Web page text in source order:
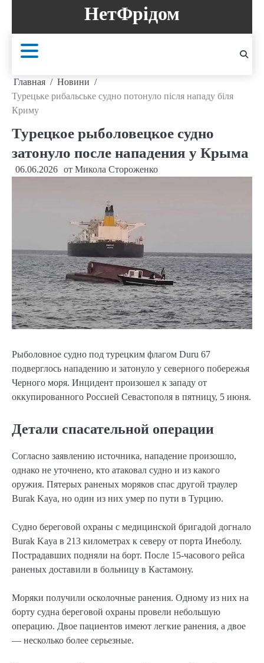
содержанию
НетФрідом
Главная
Новини
Турецьке рибальське судно потонуло після нападу біля
Криму
Турецкое рыболовецкое судно
затонуло после нападения у Крыма
06.06.2026 от Микола Стороженко
Рыболовное судно под турецким флагом Duru 67
подверглось нападению и затонуло у северного побережья
Черного моря. Инцидент произошел к западу от
оккупированного Россией Севастополя в пятницу, 5 июня.
Детали спасательной операции
Согласно заявлению источника, нападение произошло,
однако не уточнено, кто атаковал судно и из какого
оружия. Пятерых раненых моряков спас другой траулер
Burak Kaya, но один из них умер по пути в Турцию.
Судно береговой охраны с медицинской бригадой догнало
Burak Kaya в 213 километрах к северу от порта Инеболу.
Пострадавших подняли на борт. После 15-часового рейса
раненых доставили в больницу в Кастамону.
Моряки получили осколочные ранения. Одному из них на
борту судна береговой охраны провели небольшую
операцию. Двое пациентов имеют легкие ранения, а двое
— несколько более серьезные.